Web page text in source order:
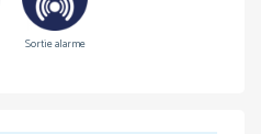
Sortie alarme